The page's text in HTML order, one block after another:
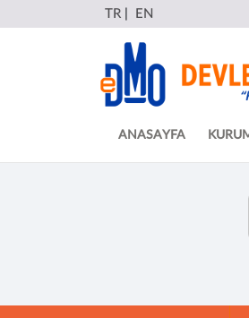
TR EN
ANASAYFA